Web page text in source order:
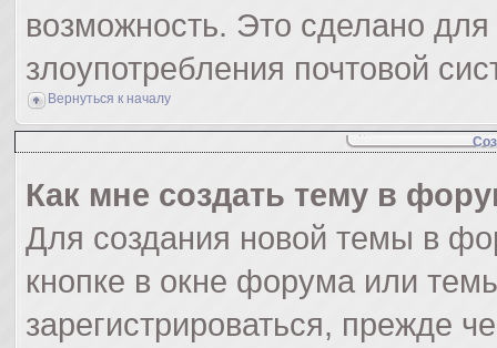
возможность. Это сделано для
злоупотребления почтовой
Вернуться к началу
Как мне создать тему в
Для создания новой темы в
кнопке в окне форума или
зарегистрироваться, прежде